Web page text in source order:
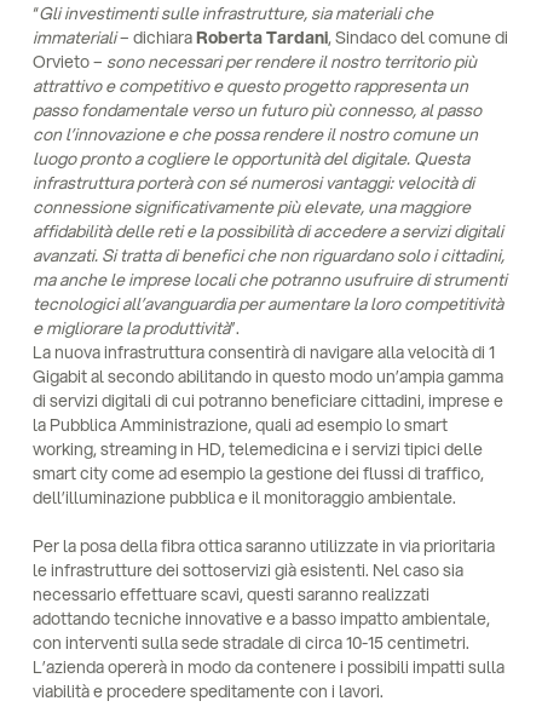
“Gli investimenti sulle infrastrutture, sia materiali che
immateriali– dichiaraRoberta Tardani, Sindaco del comune di
Orvieto – sono necessari per rendere il nostro territorio più
attrattivo e competitivo e questo progetto rappresenta un
passo fondamentale verso un futuro più connesso, al passo
con l’innovazione e che possa rendere il nostro comune un
luogo pronto a cogliere le opportunità del digitale. Questa
infrastruttura porterà con sé numerosi vantaggi: velocità di
connessione significativamente più elevate, una maggiore
affidabilità delle reti e la possibilità di accedere a servizi digitali
avanzati. Si tratta di benefici che non riguardano solo i cittadini,
ma anche le imprese locali che potranno usufruire di strumenti
tecnologici all’avanguardia per aumentare la loro competitività
e migliorare la produttività”.
La nuova infrastruttura consentirà di navigare alla velocità di 1
Gigabit al secondo abilitando in questo modo un’ampia gamma
di servizi digitali di cui potranno beneficiare cittadini, imprese e
la Pubblica Amministrazione, quali ad esempio lo smart
working, streaming in HD, telemedicina e i servizi tipici delle
smart city come ad esempio la gestione dei flussi di traffico,
dell’illuminazione pubblica e il monitoraggio ambientale.
Per la posa della fibra ottica saranno utilizzate in via prioritaria
le infrastrutture dei sottoservizi già esistenti. Nel caso sia
necessario effettuare scavi, questi saranno realizzati
adottando tecniche innovative e a basso impatto ambientale,
con interventi sulla sede stradale di circa 10-15 centimetri.
L’azienda opererà in modo da contenere i possibili impatti sulla
viabilità e procedere speditamente con i lavori.